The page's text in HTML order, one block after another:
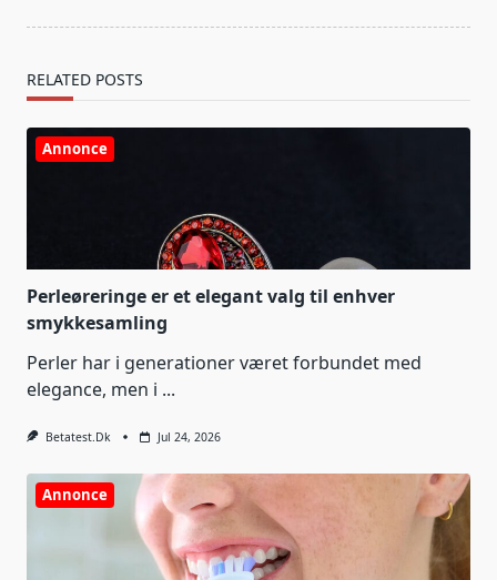
RELATED POSTS
Annonce
Perleøreringe er et elegant valg til enhver
smykkesamling
Perler har i generationer været forbundet med
elegance, men i ...
Betatest.dk Jul 24, 2026
Annonce